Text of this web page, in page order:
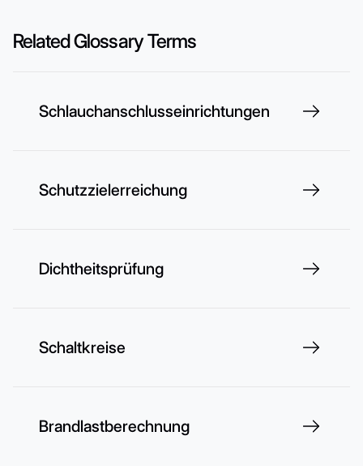
Related Glossary Terms
Schlauchanschlusseinrichtungen
Schutzzielerreichung
Dichtheitsprüfung
Schaltkreise
Brandlastberechnung